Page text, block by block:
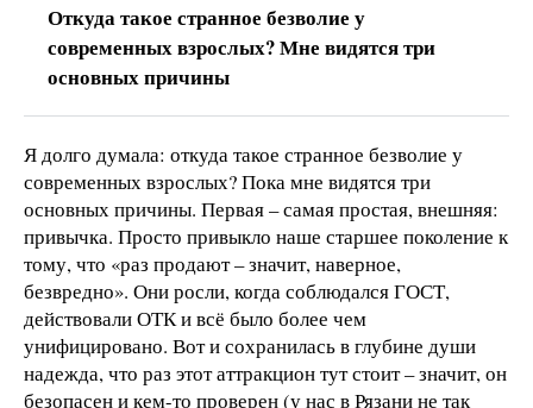
Откуда такое странное безволие у
современных взрослых? Мне видятся три
основных причины
Я долго думала: откуда такое странное безволие у
современных взрослых? Пока мне видятся три
основных причины. Первая – самая простая, внешняя:
привычка. Просто привыкло наше старшее поколение к
тому, что «раз продают – значит, наверное,
безвредно». Они росли, когда соблюдался ГОСТ,
действовали ОТК и всё было более чем
унифицировано. Вот и сохранилась в глубине души
надежда, что раз этот аттракцион тут стоит – значит, он
безопасен и кем-то проверен (у нас в Рязани не так